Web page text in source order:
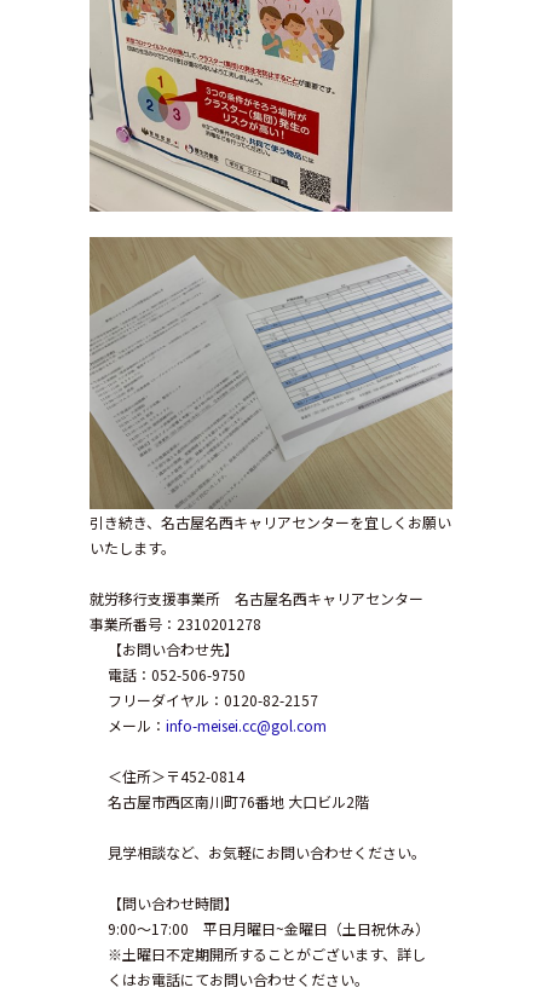
引き続き、名古屋名西キャリアセンターを宜しくお願い
いたします。
就労移行支援事業所 名古屋名西キャリアセンター
事業所番号：2310201278
【お問い合わせ先】
電話：052-506-9750
フリーダイヤル：0120-82-2157
メール： info-meisei.cc@gol.com
＜住所＞〒452-0814
名古屋市西区南川町76番地 大口ビル2階
見学相談など、お気軽にお問い合わせください。
【問い合わせ時間】
9:00～17:00 平日月曜日~金曜日（土日祝休み）
※土曜日不定期開所することがございます、詳し
くはお電話にてお問い合わせください。